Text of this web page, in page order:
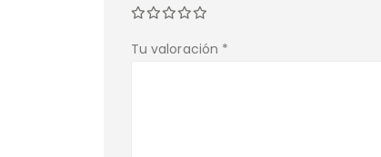
Tu valoración *